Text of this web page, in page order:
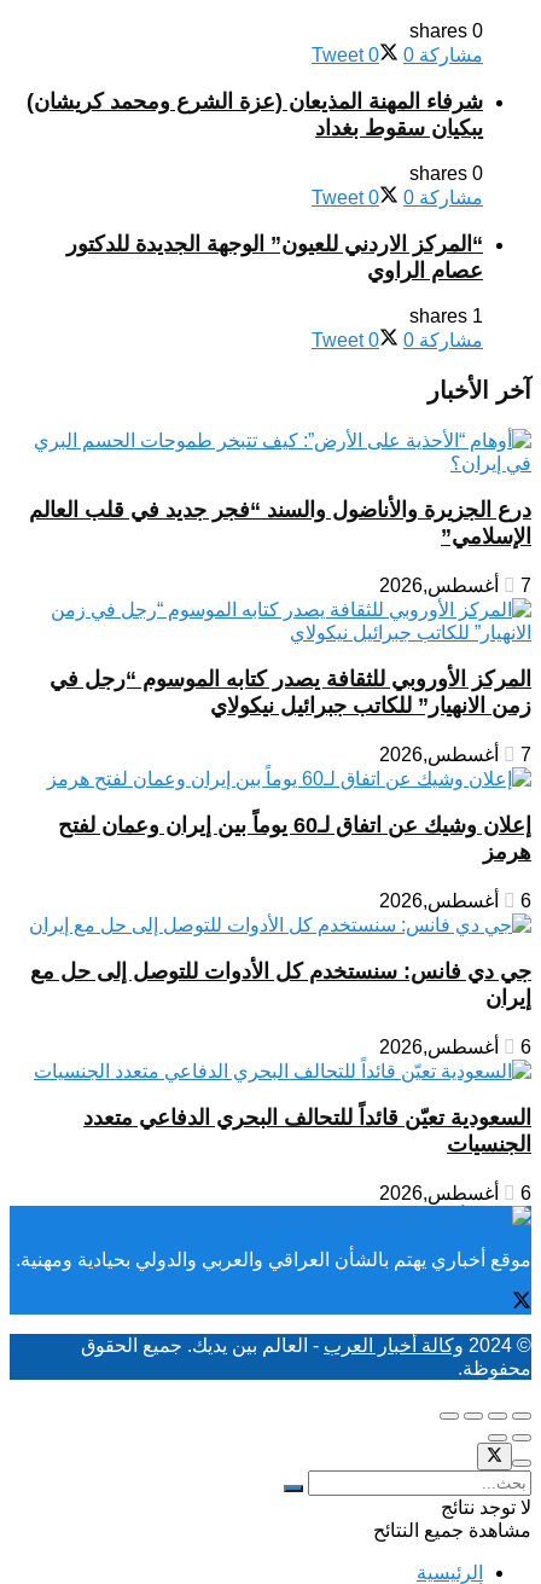
0 shares
مشاركة 0
Tweet 0
شرفاء المهنة المذيعان (عزة الشرع ومحمد كريشان)
يبكيان سقوط بغداد
0 shares
مشاركة 0
Tweet 0
“المركز الاردني للعيون” الوجهة الجديدة للدكتور
عصام الراوي
1 shares
مشاركة 0
Tweet 0
آخر الأخبار
درع الجزيرة والأناضول والسند “فجر جديد في قلب العالم
الإسلامي”
7 أغسطس,2026
المركز الأوروبي للثقافة يصدر كتابه الموسوم “رجل في
زمن الانهيار” للكاتب جبرائيل نيكولاي
7 أغسطس,2026
إعلان وشيك عن اتفاق لـ60 يوماً بين إيران وعمان لفتح
هرمز
6 أغسطس,2026
جي دي فانس: سنستخدم كل الأدوات للتوصل إلى حل مع
إيران
6 أغسطس,2026
السعودية تعيّن قائداً للتحالف البحري الدفاعي متعدد
الجنسيات
6 أغسطس,2026
موقع أخباري يهتم بالشأن العراقي والعربي والدولي بحيادية ومهنية.
© 2024 وكالة أخبار العرب - العالم بين يديك. جميع الحقوق
محفوظة.
لا توجد نتائج
مشاهدة جميع النتائح
الرئيسية